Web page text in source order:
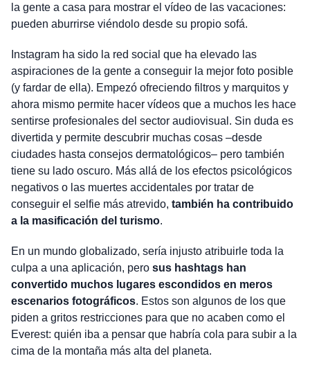
la gente a casa para mostrar el vídeo de las vacaciones:
pueden aburrirse viéndolo desde su propio sofá.
Instagram ha sido la red social que ha elevado las
aspiraciones de la gente a conseguir la mejor foto posible
(y fardar de ella). Empezó ofreciendo filtros y marquitos y
ahora mismo permite hacer vídeos que a muchos les hace
sentirse profesionales del sector audiovisual. Sin duda es
divertida y permite descubrir muchas cosas –desde
ciudades hasta consejos dermatológicos– pero también
tiene su lado oscuro. Más allá de los efectos psicológicos
negativos o las muertes accidentales por tratar de
conseguir el selfie más atrevido, también ha contribuido
a la masificación del turismo.
En un mundo globalizado, sería injusto atribuirle toda la
culpa a una aplicación, pero sus hashtags han
convertido muchos lugares escondidos en meros
escenarios fotográficos. Estos son algunos de los que
piden a gritos restricciones para que no acaben como el
Everest: quién iba a pensar que habría cola para subir a la
cima de la montaña más alta del planeta.